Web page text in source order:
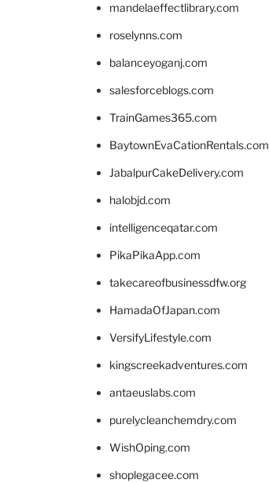
mandelaeffectlibrary.com
roselynns.com
balanceyoganj.com
salesforceblogs.com
TrainGames365.com
BaytownEvaCationRentals.com
JabalpurCakeDelivery.com
halobjd.com
intelligenceqatar.com
PikaPikaApp.com
takecareofbusinessdfw.org
HamadaOfJapan.com
VersifyLifestyle.com
kingscreekadventures.com
antaeuslabs.com
purelycleanchemdry.com
WishOping.com
shoplegacee.com